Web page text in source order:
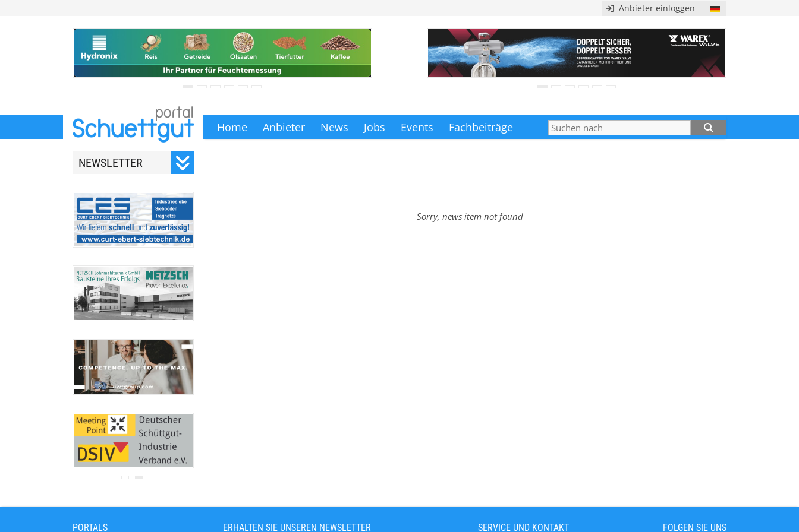
Anbieter einloggen
Home Anbieter News Jobs Events Fachbeiträge
NEWSLETTER
unseren monatlichen
Newsletter.
Ihre Adresse wird nicht an
Dritte weitergegeben.
Zu unserenDatenschutz-
Bestimmungen.
Sorry, news item not found
PORTALS ERHALTEN SIE UNSEREN NEWSLETTER SERVICE UND KONTAKT FOLGEN SIE UNS